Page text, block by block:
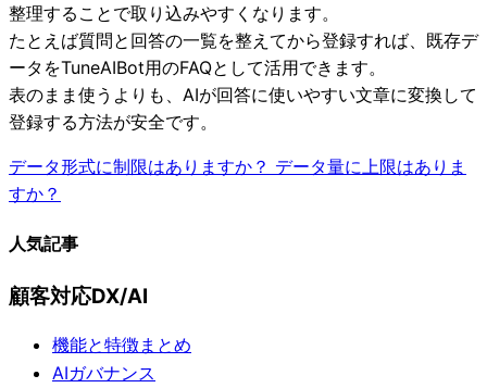
整理することで取り込みやすくなります。
たとえば質問と回答の一覧を整えてから登録すれば、既存デ
ータをTuneAIBot用のFAQとして活用できます。
表のまま使うよりも、AIが回答に使いやすい文章に変換して
登録する方法が安全です。
データ形式に制限はありますか？ データ量に上限はありま
すか？
人気記事
顧客対応DX/AI
機能と特徴まとめ
AIガバナンス